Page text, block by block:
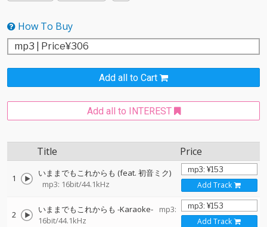
How To Buy
Add all to Cart
Add all to INTEREST
Title Price
1
いままでもこれからも (feat. 初音ミク)
mp3: 16bit/44.1kHz
Add Track
2 いままでもこれからも -Karaoke-
mp3:
16bit/44.1kHz
Add Track